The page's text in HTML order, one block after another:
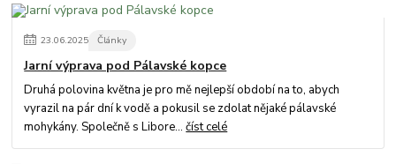
23.06.2025 Články
Jarní výprava pod Pálavské kopce
Druhá polovina května je pro mě nejlepší období na to, abych
vyrazil na pár dní k vodě a pokusil se zdolat nějaké pálavské
mohykány. Společně s Libore...číst celé